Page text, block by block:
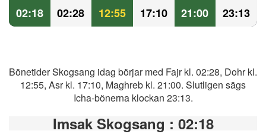
02:18 02:28 12:55 17:10 21:00 23:13
Bönetider Skogsang idag börjar med Fajr kl. 02:28, Dohr kl.
12:55, Asr kl. 17:10, Maghreb kl. 21:00. Slutligen sägs
Icha-bönerna klockan 23:13.
Imsak Skogsang : 02:18